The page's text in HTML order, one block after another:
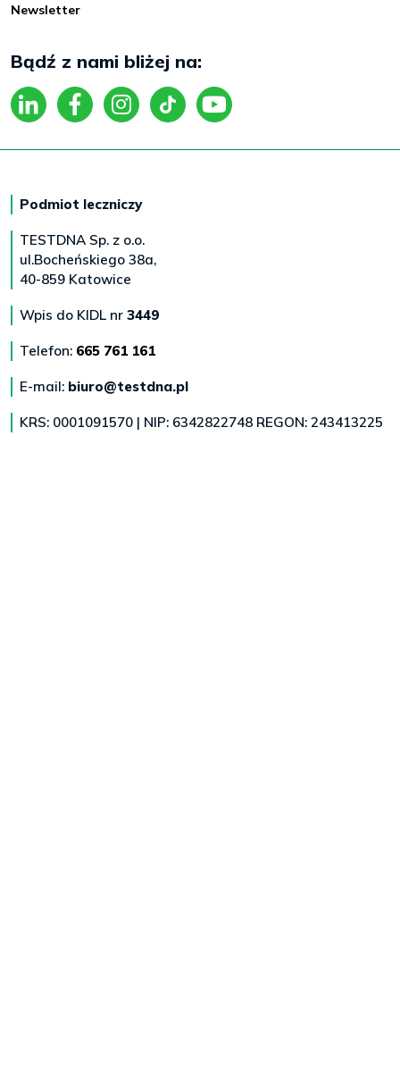
Newsletter
Bądź z nami bliżej na:
Podmiot leczniczy
TESTDNA Sp. z o.o.
ul.Bocheńskiego 38a,
40-859 Katowice
Wpis do KIDL nr 3449
Telefon: 665 761 161
E-mail: biuro@testdna.pl
KRS: 0001091570 | NIP: 6342822748 REGON: 243413225